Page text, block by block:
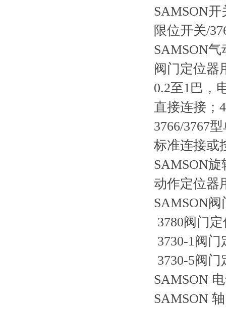
SAMSON
限位开关/
SAMSON气
阀门定位器
0.2至1巴，
直接连接；
3766/3767
标准连接或
SAMSON
动作定位器
SAMSON
3780阀门
3730-1阀
3730-5阀
SAMSON
SAMSON